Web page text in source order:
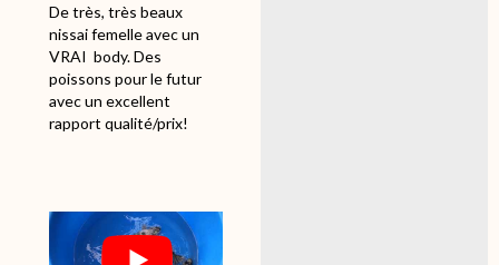
De très, très beaux
nissai femelle avec un
VRAI body. Des
poissons pour le futur
avec un excellent
rapport qualité/prix!